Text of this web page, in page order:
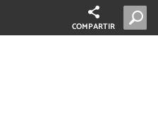
COMPARTIR